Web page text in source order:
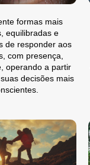
formas mais
equilibradas e
de responder aos
com presença,
operando a partir
decisões mais